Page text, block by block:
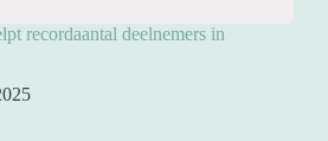
recordaantal deelnemers in